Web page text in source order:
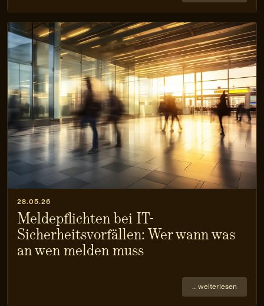
28.05.26
Meldepflichten bei IT-
Sicherheitsvorfällen: Wer wann was
an wen melden muss
… weiterlesen